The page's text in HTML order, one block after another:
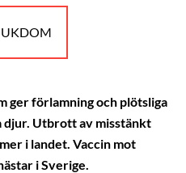
ger förlamning och plötsliga
djur. Utbrott av misstänkt
i landet. Vaccin mot
i Sverige.